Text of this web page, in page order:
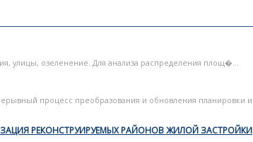
улицы, озеленение. Для анализа распределения площ�...
процесс преобразования и обновления планировки и
РЕКОНСТРУИРУЕМЫХ РАЙОНОВ ЖИЛОЙ ЗАСТРОЙКИ